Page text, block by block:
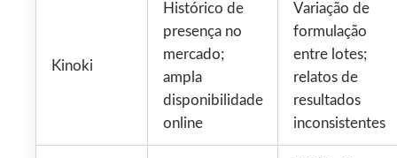
Kinoki
Histórico de
presença no
mercado;
ampla
disponibilidade
online
Variação de
formulação
entre lotes;
relatos de
resultados
inconsistentes